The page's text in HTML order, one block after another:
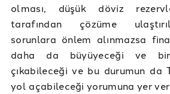
olması, düşük döviz
tarafından çözüme
sorunlara önlem alınmazsa
daha da büyüyeceği ve
çıkabileceği ve bu durumun da
yol açabileceği yorumuna yer